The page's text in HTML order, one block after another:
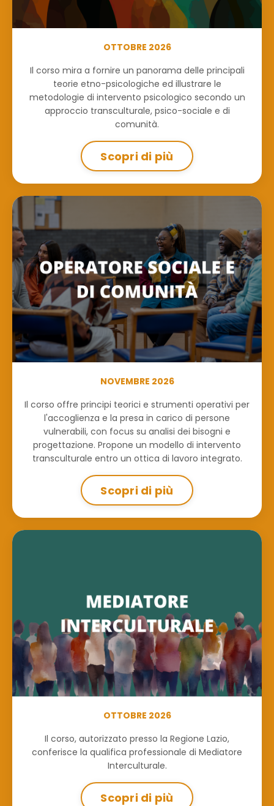
OTTOBRE 2026
Il corso mira a fornire un panorama delle principali
teorie etno-psicologiche ed illustrare le
metodologie di intervento psicologico secondo un
approccio transculturale, psico-sociale e di
comunità.
Scopri di più
NOVEMBRE 2026
Il corso offre principi teorici e strumenti operativi per
l'accoglienza e la presa in carico di persone
vulnerabili, con focus su analisi dei bisogni e
progettazione. Propone un modello di intervento
transculturale entro un ottica di lavoro integrato.
Scopri di più
OTTOBRE 2026
Il corso, autorizzato presso la Regione Lazio,
conferisce la qualifica professionale di Mediatore
Interculturale.
Scopri di più